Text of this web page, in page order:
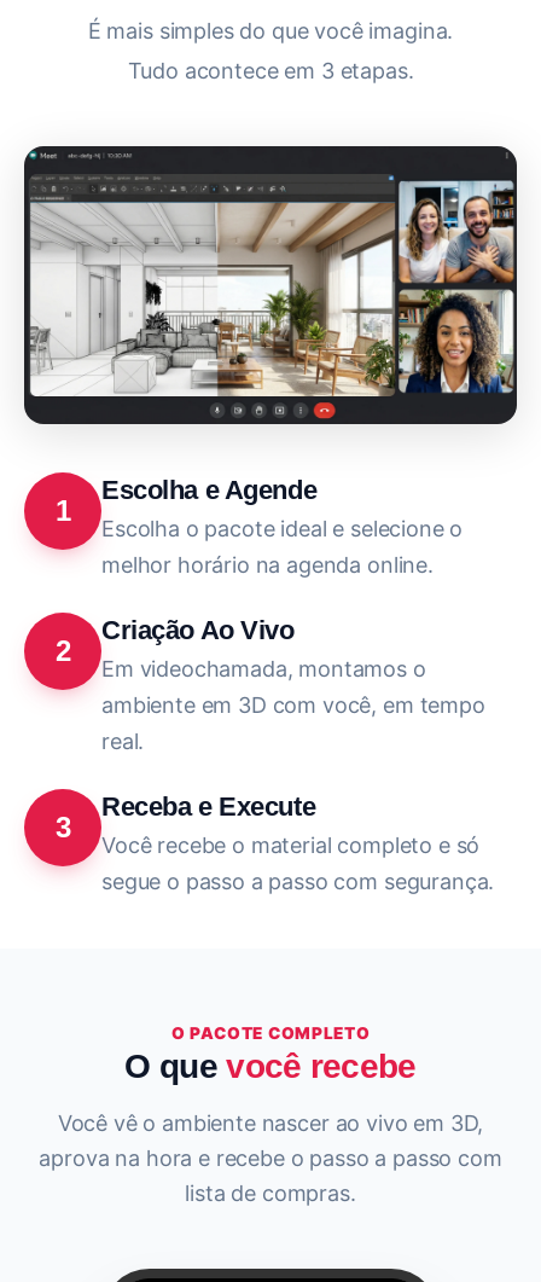
É mais simples do que você imagina.
Tudo acontece em 3 etapas.
1
Escolha e Agende
Escolha o pacote ideal e selecione o
melhor horário na agenda online.
2
Criação Ao Vivo
Em videochamada, montamos o
ambiente em 3D com você, em tempo
real.
3
Receba e Execute
Você recebe o material completo e só
segue o passo a passo com segurança.
O PACOTE COMPLETO
O quevocê recebe
Você vê o ambiente nascer ao vivo em 3D,
aprova na hora e recebe o passo a passo com
lista de compras.